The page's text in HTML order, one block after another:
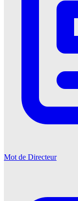
Mot de Directeur